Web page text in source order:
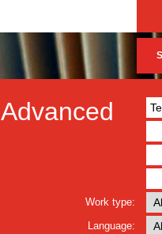
Advanced
Work type:
Language: